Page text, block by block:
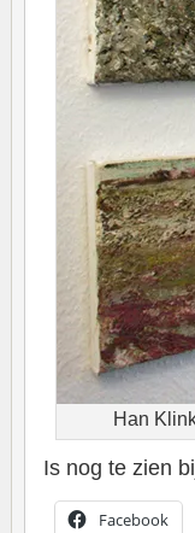
Han
Is nog te zien
Facebook